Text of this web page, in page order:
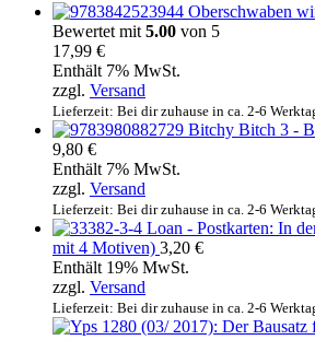
Oberschwaben
Bewertet mit 5.00 von 5
17,99 €
Enthält 7% MwSt.
zzgl. Versand
Lieferzeit: Bei dir zuhause in ca. 2-6
Bitchy Bitch 3 -
9,80 €
Enthält 7% MwSt.
zzgl. Versand
Lieferzeit: Bei dir zuhause in ca. 2-6
Loan - Postkarten: In
mit 4 Motiven) 3,20 €
Enthält 19% MwSt.
zzgl. Versand
Lieferzeit: Bei dir zuhause in ca. 2-6